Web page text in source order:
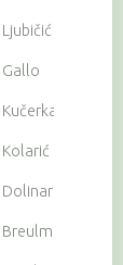
Ljubičić
Gallo
Kučerka
Kolarić
Dolinar Majdič
Breulmannn